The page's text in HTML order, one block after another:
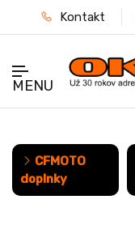
Kontakt
MENU
CFMOTO
doplnky